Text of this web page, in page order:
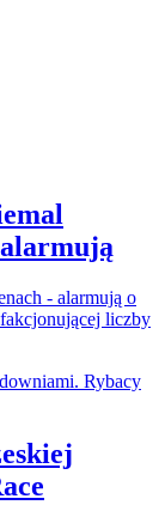
- alarmują o
liczby